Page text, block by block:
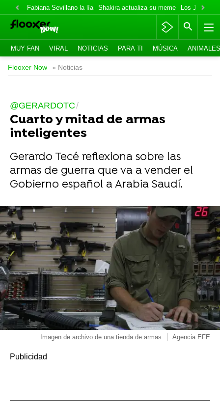
Fabiana Sevillano la lía Shakira actualiza su meme Los Jonas
MUY FAN VIRAL NOTICIAS PARA TI MÚSICA ANIMALES
Flooxer Now » Noticias
@GERARDOTC
Cuarto y mitad de armas
inteligentes
Gerardo Tecé reflexiona sobre las
armas de guerra que va a vender el
Gobierno español a Arabia Saudí.
-
Imagen de archivo de una tienda de armas Agencia EFE